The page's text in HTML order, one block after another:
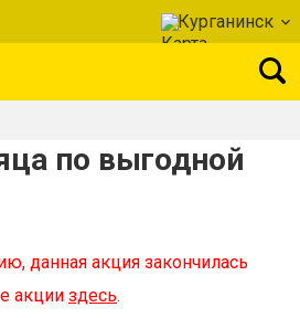
Курганинск
по выгодной
данная акция закончилась
акции здесь.